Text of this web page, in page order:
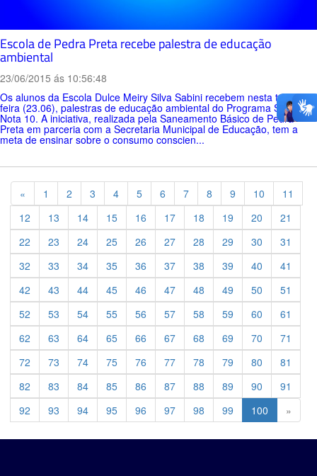
Escola de Pedra Preta recebe palestra de educação
ambiental
23/06/2015 ás 10:56:48
Os alunos da Escola Dulce Meiry Silva Sabini recebem nesta terça-
feira (23.06), palestras de educação ambiental do Programa Saúde
Nota 10. A iniciativa, realizada pela Saneamento Básico de Pedra
Preta em parceria com a Secretaria Municipal de Educação, tem a
meta de ensinar sobre o consumo conscien...
« Previous
1 2 3 4 5 6 7 8 9 10
11
12
13 14 15 16 17 18 19 20
21
22
23 24 25 26 27 28 29 30
31
32
33 34 35 36 37 38 39 40
41
42
43 44 45 46 47 48 49 50
51
52
53 54 55 56 57 58 59 60
61
62
63 64 65 66 67 68 69 70
71
72
73 74 75 76 77 78 79 80
81
82
83 84 85 86 87 88 89 90
91
92
93 94 95 96 97 98 99 100 »